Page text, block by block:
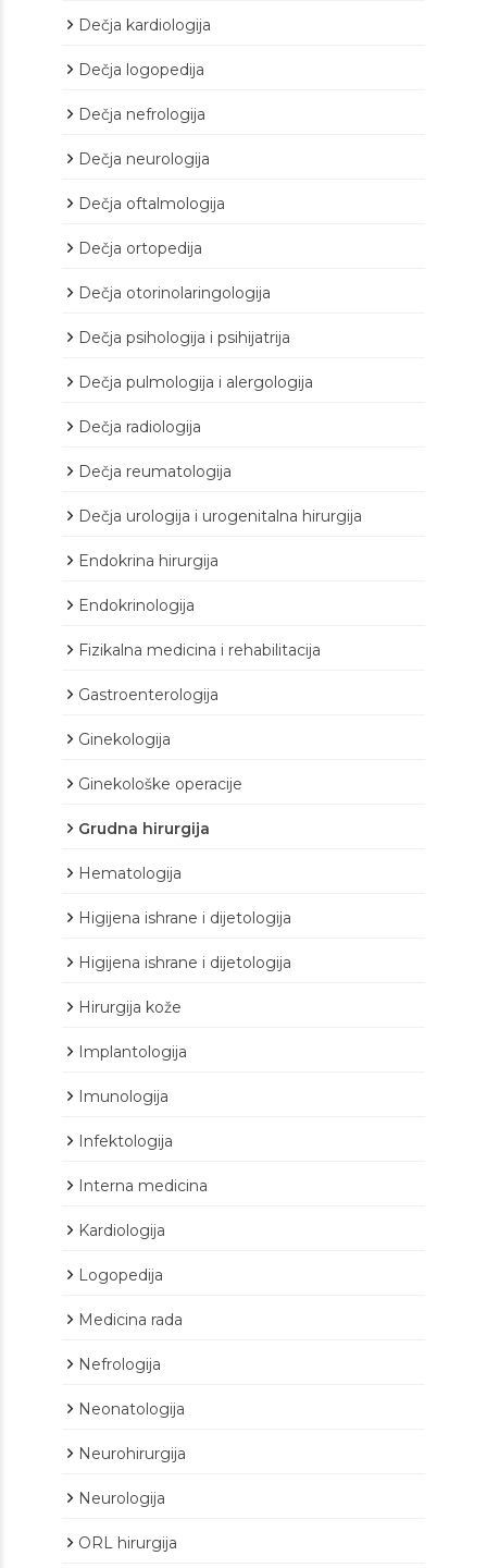
Dečja kardiologija
Dečja logopedija
Dečja nefrologija
Dečja neurologija
Dečja oftalmologija
Dečja ortopedija
Dečja otorinolaringologija
Dečja psihologija i psihijatrija
Dečja pulmologija i alergologija
Dečja radiologija
Dečja reumatologija
Dečja urologija i urogenitalna hirurgija
Endokrina hirurgija
Endokrinologija
Fizikalna medicina i rehabilitacija
Gastroenterologija
Ginekologija
Ginekološke operacije
Grudna hirurgija
Hematologija
Higijena ishrane i dijetologija
Higijena ishrane i dijetologija
Hirurgija kože
Implantologija
Imunologija
Infektologija
Interna medicina
Kardiologija
Logopedija
Medicina rada
Nefrologija
Neonatologija
Neurohirurgija
Neurologija
ORL hirurgija